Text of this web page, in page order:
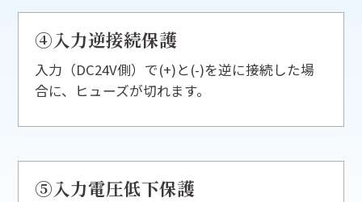
④入力逆接続保護
入力（DC24V側）で(+)と(-)を逆に接続した場
合に、ヒューズが切れます。
⑤入力電圧低下保護